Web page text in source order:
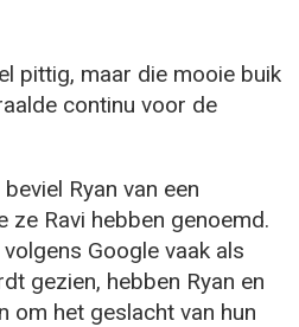
pittig, maar die mooie buik
continu voor de
Ryan van een
ze Ravi hebben genoemd.
Google vaak als
gezien, hebben Ryan en
om het geslacht van hun